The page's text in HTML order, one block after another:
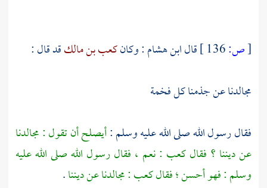
[ص: قالابن هشام: وكانكعب بن مالكقد قال :
مجالدنا عن جذمنا كل فخمة
فقال رسول الله صلى الله عليه وسلم :أيصلح أن تقول : مجالدنا
عن ديننا ؟ فقالكعب :نعم ، فقال رسول الله صلى الله عليه
وسلم : فهو أحسن ؛ فقالكعب: مجالدنا عن ديننا.